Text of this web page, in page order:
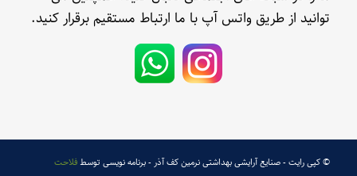
توانید از طریق واتس آپ با ما ارتباط مستقیم برقرار کنید.
© کپی رایت - صنایع آرایشی بهداشتی نرمین کف آذر - برنامه نویسی توسطفلاحت